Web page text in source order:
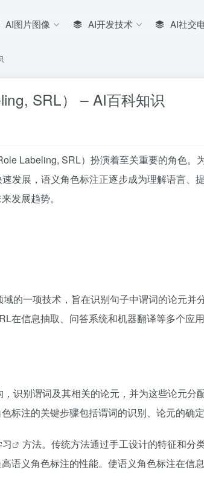
AI图片图像 AI开发技术 AI社交
SRL） – AI百科知识
Labeling, SRL）扮演着至关重要的角色。
速发展，语义角色标注正逐步成为理解语言、
发展趋势。
的一项技术，旨在识别句子中谓词的论元并
在信息抽取、问答系统和机器翻译等多个应
识别谓词及其相关的论元，并为这些论元分
注的关键步骤包括谓词的识别、论元的确
方法。传统方法通过手工设计的特征和分
语义角色标注的性能。使语义角色标注在信